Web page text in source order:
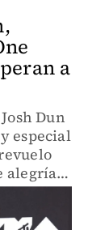
a
Dun
especial
alegría a